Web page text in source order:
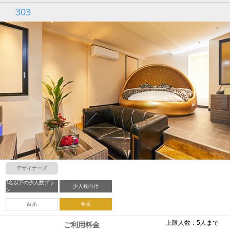
303
デザイナーズ
3名以下の少人数プラ
ン
少人数向け
白系 金系
上限人数：5人まで
ご利用料金